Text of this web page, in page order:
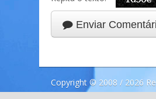
Enviar
Copyright © 2008 / 2026